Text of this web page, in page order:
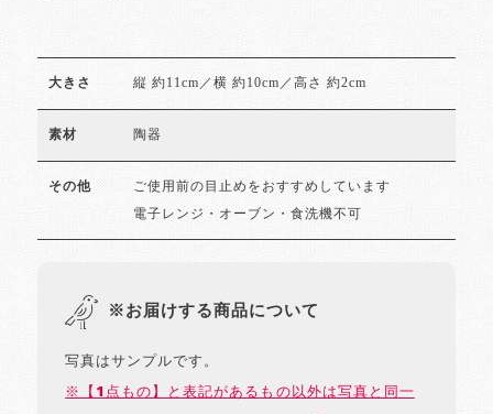
大きさ 縦 約11cm／横 約10cm／高さ 約2cm
素材 陶器
その他 ご使用前の目止めをおすすめしています
電子レンジ・オーブン・食洗機不可
※お届けする商品について
写真はサンプルです。
※【1点もの】と表記があるもの以外は写真と同一